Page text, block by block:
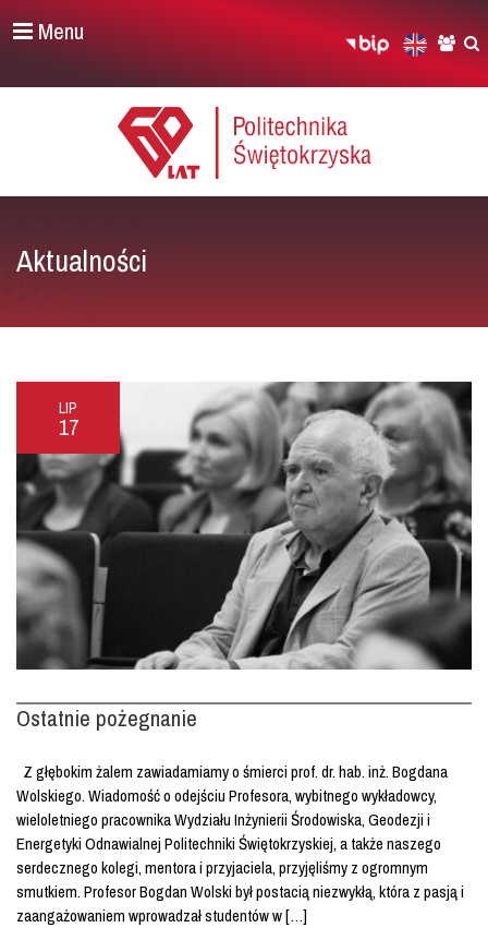
Menu
Aktualności
LIP
17
Ostatnie pożegnanie
Z głębokim żalem zawiadamiamy o śmierci prof. dr. hab. inż. Bogdana
Wolskiego. Wiadomość o odejściu Profesora, wybitnego wykładowcy,
wieloletniego pracownika Wydziału Inżynierii Środowiska, Geodezji i
Energetyki Odnawialnej Politechniki Świętokrzyskiej, a także naszego
serdecznego kolegi, mentora i przyjaciela, przyjęliśmy z ogromnym
smutkiem. Profesor Bogdan Wolski był postacią niezwykłą, która z pasją i
zaangażowaniem wprowadzał studentów w […]